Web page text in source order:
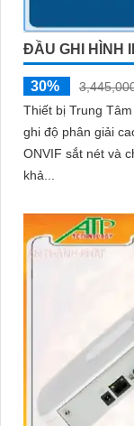
ĐẦU GHI HÌNH
30%
Thiết bị Trung
ghi độ phân giải
ONVIF sắt nét và
khả...